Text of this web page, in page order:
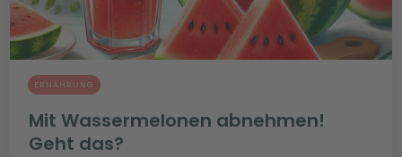
ERNÄHRUNG
Mit Wassermelonen abnehmen!
Geht das?